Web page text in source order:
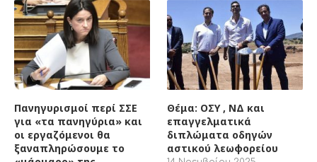
Πανηγυρισμοί περί ΣΣΕ
για «τα πανηγύρια» και
οι εργαζόμενοι θα
ξαναπληρώσουμε το
«μάρμαρο» της
7 Ιανουαρίου 2026
Θέμα: ΟΣΥ , ΝΔ και
επαγγελματικά
διπλώματα οδηγών
αστικού λεωφορείου
14 Νοεμβρίου 2025